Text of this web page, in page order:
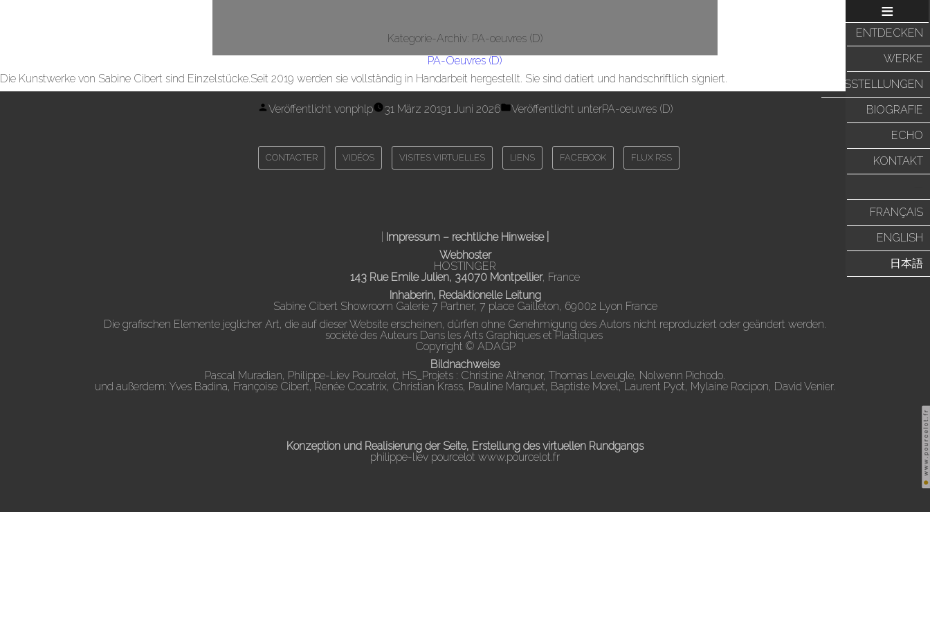
≡
ENTDECKEN
WERKE
AUSSTELLUNGEN
BIOGRAFIE
ECHO
KONTAKT
FRANÇAIS
ENGLISH
日本語
Kategorie-Archiv: PA-oeuvres (D)
PA-Oeuvres (D)
Die Kunstwerke von Sabine Cibert sind Einzelstücke.Seit 2019 werden sie vollständig in Handarbeit hergestellt. Sie sind datiert und handschriftlich signiert.
Veröffentlicht vonphlp 31 März 20191 Juni 2026 Veröffentlicht unterPA-oeuvres (D)
CONTACTER VIDÉOS VISITES VIRTUELLES LIENS FACEBOOK FLUX RSS
Impressum – rechtliche Hinweise |
Webhoster
HOSTINGER
143 Rue Emile Julien, 34070 Montpellier, France
Inhaberin, Redaktionelle Leitung
Sabine Cibert Showroom Galerie 7 Partner, 7 place Gailleton, 69002 Lyon France
Die grafischen Elemente jeglicher Art, die auf dieser Website erscheinen, dürfen ohne Genehmigung des Autors nicht reproduziert oder geändert werden.
société des Auteurs Dans les Arts Graphiques et Plastiques
Copyright © ADAGP
Bildnachweise
Pascal Muradian, Philippe-Liev Pourcelot, HS_Projets : Christine Athenor, Thomas Leveugle, Nolwenn Pichodo.
und außerdem: Yves Badina, Françoise Cibert, Renée Cocatrix, Christian Krass, Pauline Marquet, Baptiste Morel, Laurent Pyot, Mylaine Rocipon, David Venier.
Konzeption und Realisierung der Seite, Erstellung des virtuellen Rundgangs
philippe-liev pourcelot www.pourcelot.fr